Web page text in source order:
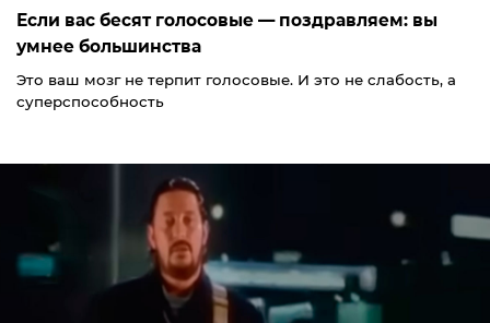
Если вас бесят голосовые — поздравляем: вы
умнее большинства
Это ваш мозг не терпит голосовые. И это не слабость, а
суперспособность